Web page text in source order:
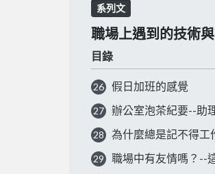
系列文
職場上遇到的技術
目錄
26 假日加班的感覺
27 辦公室泡茶紀要--助
28 為什麼總是記不得工
29 職場中有友情嗎？--